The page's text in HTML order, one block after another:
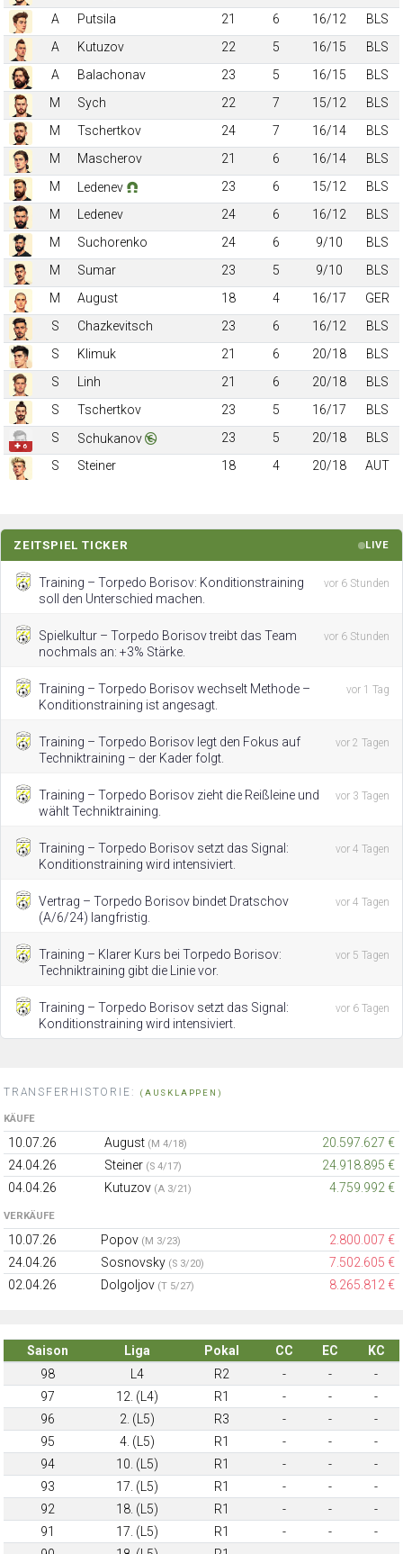
A
Putsila 21 6 16/12
BLS
A
Kutuzov 22 5 16/15
BLS
A
Balachonav 23 5 16/15
BLS
M
Sych 22 7 15/12
BLS
M
Tschertkov 24 7 16/14
BLS
M
Mascherov 21 6 16/14
BLS
M
Ledenev 23 6 15/12
BLS
M
Ledenev 24 6 16/12
BLS
M
Suchorenko 24 6 9/10
BLS
M
Sumar 23 5 9/10
BLS
M
August 18 4 16/17
GER
S
Chazkevitsch 23 6 16/12
BLS
S
Klimuk 21 6 20/18
BLS
S
Linh 21 6 20/18
BLS
S
Tschertkov 23 5 16/17 BLS
✚ 6
S Schukanov 23 5 20/18
BLS
S
Steiner 18 4 20/18 AUT
ZEITSPIEL TICKER LIVE
Training – Torpedo Borisov: Konditionstraining
soll den Unterschied machen.
vor 6 Stunden
Spielkultur – Torpedo Borisov treibt das Team
nochmals an: +3% Stärke.
vor 6 Stunden
Training – Torpedo Borisov wechselt Methode –
Konditionstraining ist angesagt.
vor 1 Tag
Training – Torpedo Borisov legt den Fokus auf
Techniktraining – der Kader folgt.
vor 2 Tagen
Training – Torpedo Borisov zieht die Reißleine und
wählt Techniktraining.
vor 3 Tagen
Training – Torpedo Borisov setzt das Signal:
Konditionstraining wird intensiviert.
vor 4 Tagen
Vertrag – Torpedo Borisov bindet Dratschov
(A/6/24) langfristig.
vor 4 Tagen
Training – Klarer Kurs bei Torpedo Borisov:
Techniktraining gibt die Linie vor.
vor 5 Tagen
Training – Torpedo Borisov setzt das Signal:
Konditionstraining wird intensiviert.
vor 6 Tagen
TRANSFERHISTORIE: (AUSKLAPPEN)
KÄUFE
10.07.26 August (M 4/18)
20.597.627 €
24.04.26
Steiner (S 4/17)
24.918.895 €
04.04.26
Kutuzov (A 3/21) 4.759.992 €
VERKÄUFE
10.07.26 Popov (M 3/23)
2.800.007 €
24.04.26
Sosnovsky (S 3/20)
7.502.605 €
02.04.26
Dolgoljov (T 5/27) 8.265.812 €
Saison Liga Pokal CC EC
KC
98
L4 R2 - -
-
97
12. (L4) R1 - -
-
96
2. (L5) R3 - -
-
95
4. (L5) R1 - -
-
94
10. (L5) R1 - -
-
93
17. (L5) R1 - -
-
92
18. (L5) R1 - -
-
91
17. (L5) R1 - -
-